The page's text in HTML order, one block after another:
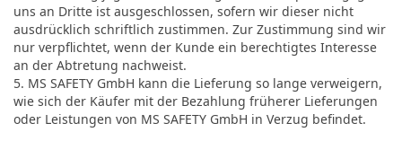
uns an Dritte ist ausgeschlossen, sofern wir dieser nicht
ausdrücklich schriftlich zustimmen. Zur Zustimmung sind wir
nur verpflichtet, wenn der Kunde ein berechtigtes Interesse
an der Abtretung nachweist.
5. MS SAFETY GmbH kann die Lieferung so lange verweigern,
wie sich der Käufer mit der Bezahlung früherer Lieferungen
oder Leistungen von MS SAFETY GmbH in Verzug befindet.